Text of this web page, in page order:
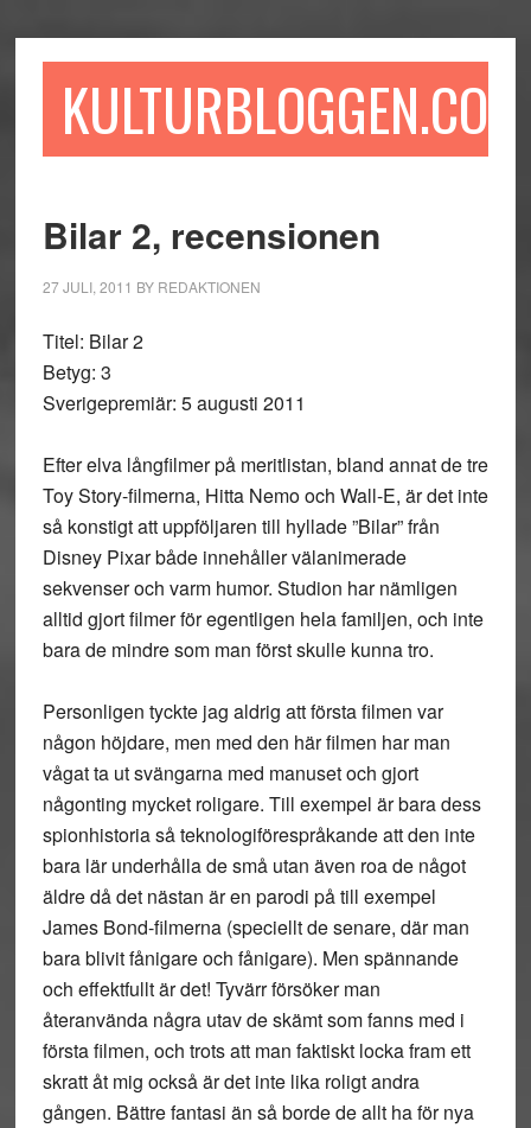
till
till
sidofältet
till
KULTURBLOGGEN.COM
Bilar 2, recensionen
27 JULI, 2011 BY REDAKTIONEN
Titel: Bilar 2
Betyg: 3
Sverigepremiär: 5 augusti 2011
Efter elva långfilmer på meritlistan, bland annat de tre
Toy Story-filmerna, Hitta Nemo och Wall-E, är det inte
så konstigt att uppföljaren till hyllade ”Bilar” från
Disney Pixar både innehåller välanimerade
sekvenser och varm humor. Studion har nämligen
alltid gjort filmer för egentligen hela familjen, och inte
bara de mindre som man först skulle kunna tro.
Personligen tyckte jag aldrig att första filmen var
någon höjdare, men med den här filmen har man
vågat ta ut svängarna med manuset och gjort
någonting mycket roligare. Till exempel är bara dess
spionhistoria så teknologiförespråkande att den inte
bara lär underhålla de små utan även roa de något
äldre då det nästan är en parodi på till exempel
James Bond-filmerna (speciellt de senare, där man
bara blivit fånigare och fånigare). Men spännande
och effektfullt är det! Tyvärr försöker man
återanvända några utav de skämt som fanns med i
första filmen, och trots att man faktiskt locka fram ett
skratt åt mig också är det inte lika roligt andra
gången. Bättre fantasi än så borde de allt ha för nya